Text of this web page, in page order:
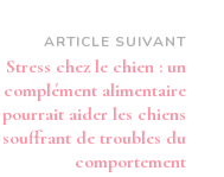
ARTICLE SUIVANT
Stress chez le chien : un
complément alimentaire
pourrait aider les chiens
souffrant de troubles du
comportement